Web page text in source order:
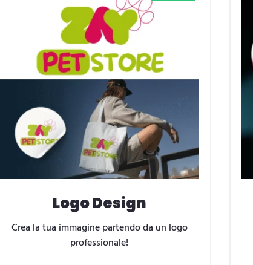
Logo Design
Crea la tua immagine partendo da un logo
professionale!